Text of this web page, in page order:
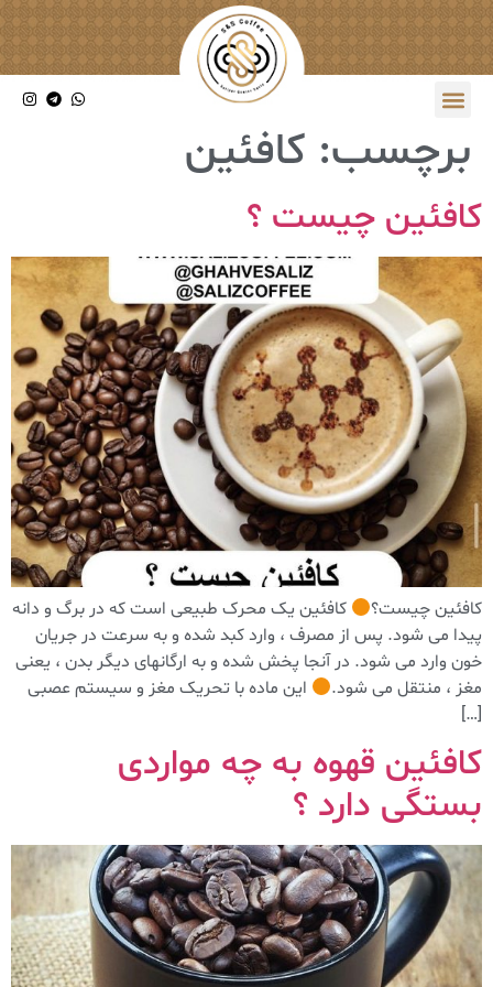
برچسب: کافئین
کافئین چیست ؟
کافئین چیست؟
کافئین یک محرک طبیعی است که در برگ و دانه
پیدا می شود. پس از مصرف ، وارد کبد شده و به سرعت در جریان
خون وارد می شود. در آنجا پخش شده و به ارگانهای دیگر بدن ، یعنی
مغز ، منتقل می شود.
این ماده با تحریک مغز و سیستم عصبی
[…]
کافئین قهوه به چه مواردی
بستگی دارد ؟